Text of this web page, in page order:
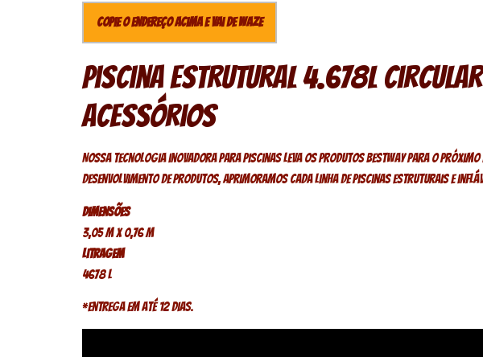
Copie o endereço acima e vai de Waze
Piscina Estrutural 4.678L
Acessórios
Nossa tecnologia inovadora para piscinas leva os produtos Bestway para o próximo
desenvolvimento de produtos, aprimoramos cada linha de piscinas estruturais e
Dimensões
3,05 m x 0,76 m
Litragem
4678 L
*Entrega em até 12 dias.